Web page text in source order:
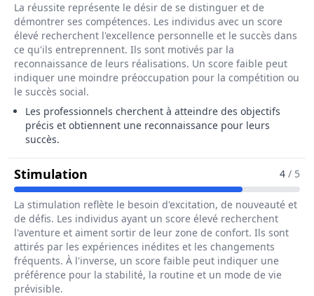
La réussite représente le désir de se distinguer et de
démontrer ses compétences. Les individus avec un score
élevé recherchent l'excellence personnelle et le succès dans
ce qu'ils entreprennent. Ils sont motivés par la
reconnaissance de leurs réalisations. Un score faible peut
indiquer une moindre préoccupation pour la compétition ou
le succès social.
Les professionnels cherchent à atteindre des objectifs
précis et obtiennent une reconnaissance pour leurs
succès.
Stimulation Pour Le Métier De Poseur / 4 / 5
La stimulation reflète le besoin d'excitation, de nouveauté et
de défis. Les individus ayant un score élevé recherchent
l'aventure et aiment sortir de leur zone de confort. Ils sont
attirés par les expériences inédites et les changements
fréquents. À l'inverse, un score faible peut indiquer une
préférence pour la stabilité, la routine et un mode de vie
prévisible.